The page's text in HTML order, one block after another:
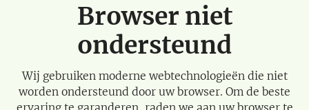
Browser niet
ondersteund
Wij gebruiken moderne webtechnologieën die niet
worden ondersteund door uw browser. Om de beste